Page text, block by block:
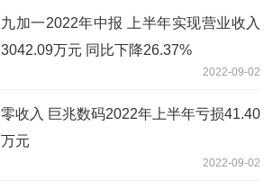
九加一2022年中报 上半年实现营业收入
3042.09万元 同比下降26.37%
2022-09-02
零收入 巨兆数码2022年上半年亏损41.40
万元
2022-09-02